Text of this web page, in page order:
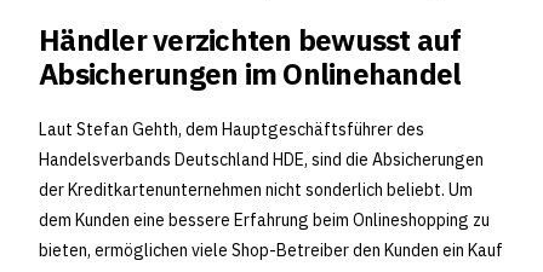
Händler verzichten bewusst auf
Absicherungen im Onlinehandel
Laut Stefan Gehth, dem Hauptgeschäftsführer des
Handelsverbands Deutschland HDE, sind die Absicherungen
der Kreditkartenunternehmen nicht sonderlich beliebt. Um
dem Kunden eine bessere Erfahrung beim Onlineshopping zu
bieten, ermöglichen viele Shop-Betreiber den Kunden ein Kauf